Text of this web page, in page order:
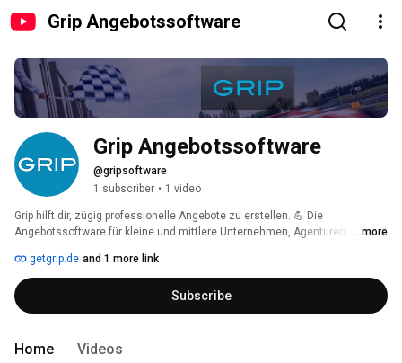
Grip Angebotssoftware
Grip Angebotssoftware
@gripsoftware
1 subscriber • 1 video
Grip hilft dir, zügig professionelle Angebote zu erstellen. 💪 Die
Angebotssoftware für kleine und mittlere Unternehmen, Agenturen,
aussagekräftigen Inhalten erstellen wollen. Mehr Infos findest du auf 👉
getgrip.de
...more
getgrip.de and 1 more link
Subscribe
Home Videos